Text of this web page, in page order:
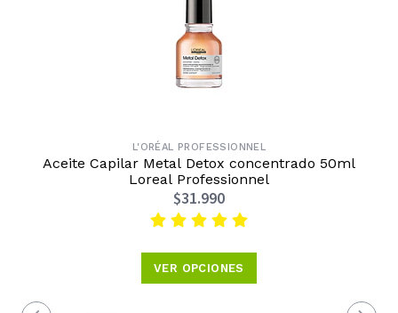
L'ORÉAL PROFESSIONNEL
Aceite Capilar Metal Detox concentrado 50ml
Loreal Professionnel
$31.990
VER OPCIONES